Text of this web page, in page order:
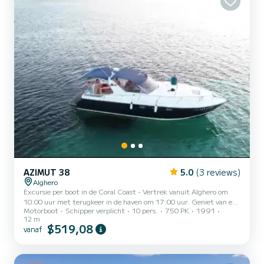
AZIMUT 38 5.0 (3 reviews)
Alghero
Excursie per boot in de Coral Coast - Vertrek vanuit Alghero om
10:00 uur met terugkeer in de haven om 17:00 uur. Geniet van een
onvergetelijke dag aan boord van een comfortabele boot met een
maximale capaciteit van 12 personen: 10 gasten en 2
bemanningsleden. De boot biedt ruime ruimtes en alle comfort om
Motorboot Schipper verplicht 10 pers. 750 PK
1991
12 m
vanaf $519,08